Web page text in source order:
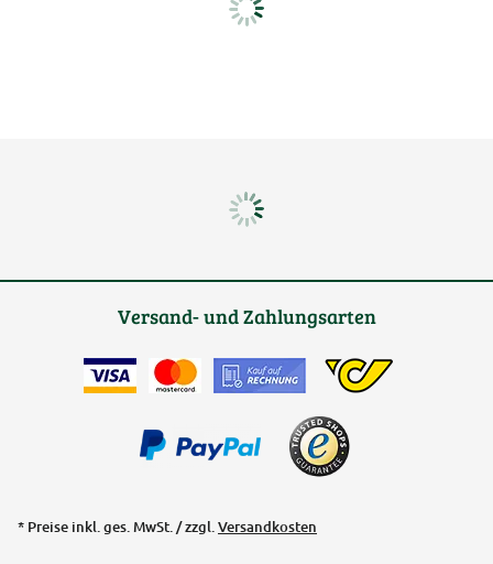
Versand- und Zahlungsarten
* Preise inkl. ges. MwSt. / zzgl.Versandkosten